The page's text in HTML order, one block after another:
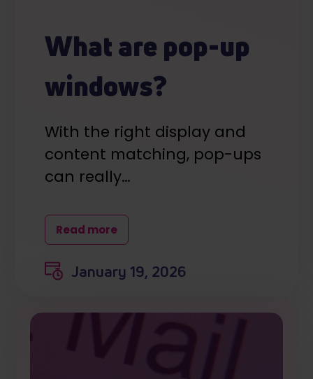
What are pop-up
windows?
With the right display and
content matching, pop-ups
can really…
Read more
January 19, 2026